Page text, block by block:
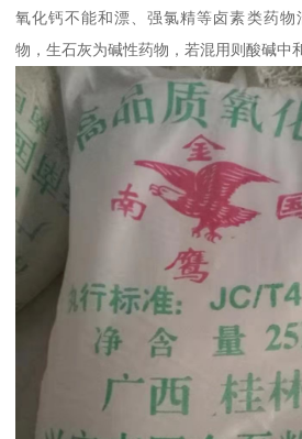
氧化钙不能和漂、强氯精等卤素类药物
物，生石灰为碱性药物，若混用则酸碱中